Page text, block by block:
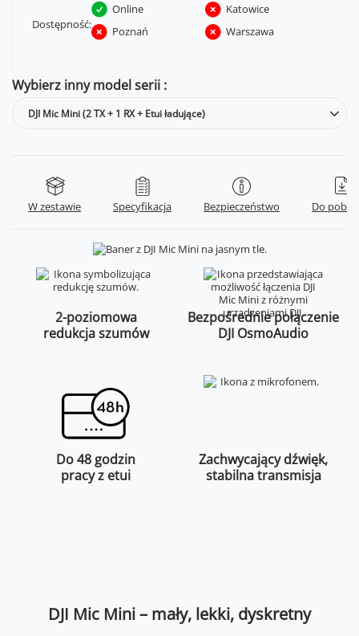
Wybierz inny model serii
DJI Mic Mini (2 TX + 1 RX + Etui ładujące)
Dostępność:
Online
Katowice
Poznań
Warszawa
W zestawie Specyfikacja Bezpieczeństwo Do
2-poziomowa
redukcja szumów
Bezpośrednie połączenie
DJI OsmoAudio
Do 48 godzin
pracy z etui
Zachwycający dźwięk,
stabilna transmisja
DJI Mic Mini – mały, lekki, dyskretny